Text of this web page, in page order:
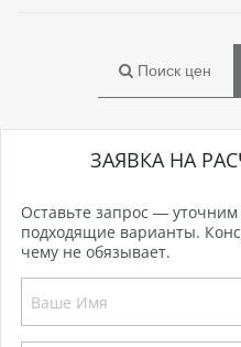
Поиск цен
ЗАЯВКА НА
Оставьте запрос —
подходящие варианты.
чему не обязывает.